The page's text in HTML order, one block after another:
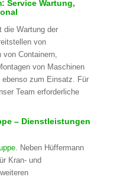
Service Wartung,
die Wartung der
von
von Containern,
von Maschinen
ebenso zum Einsatz. Für
Team erforderliche
– Dienstleistungen
. Neben Hüffermann
Kran- und